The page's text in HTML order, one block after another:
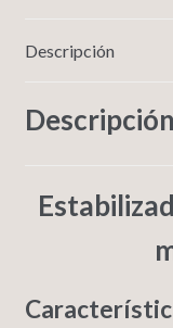
Descripción
Descripción